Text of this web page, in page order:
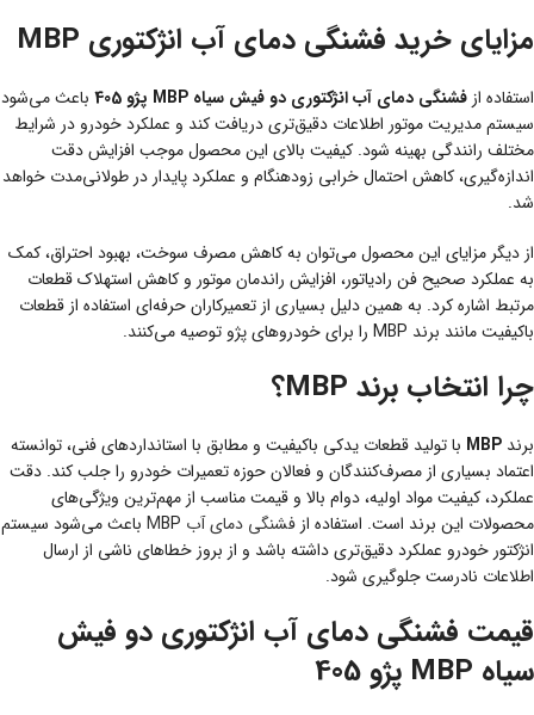
مزایای خرید فشنگی دمای آب انژکتوری MBP
استفاده از فشنگی دمای آب انژکتوری دو فیش سیاه MBP پژو 405
باعث می‌شود
سیستم مدیریت موتور اطلاعات دقیق‌تری دریافت کند و عملکرد خودرو در شرایط
مختلف رانندگی بهینه شود. کیفیت بالای این محصول موجب افزایش دقت
اندازه‌گیری، کاهش احتمال خرابی زودهنگام و عملکرد پایدار در طولانی‌مدت خواهد
شد.
از دیگر مزایای این محصول می‌توان به کاهش مصرف سوخت، بهبود احتراق، کمک
به عملکرد صحیح فن رادیاتور، افزایش راندمان موتور و کاهش استهلاک قطعات
مرتبط اشاره کرد. به همین دلیل بسیاری از تعمیرکاران حرفه‌ای استفاده از قطعات
باکیفیت مانند برند MBP را برای خودروهای پژو توصیه می‌کنند.
چرا انتخاب برند MBP؟
برند MBP با تولید قطعات یدکی باکیفیت و مطابق با استانداردهای فنی، توانسته
اعتماد بسیاری از مصرف‌کنندگان و فعالان حوزه تعمیرات خودرو را جلب کند. دقت
عملکرد، کیفیت مواد اولیه، دوام بالا و قیمت مناسب از مهم‌ترین ویژگی‌های
محصولات این برند است. استفاده از فشنگی دمای آب M
BP باعث می‌شود سیستم
انژکتور خودرو عملکرد دقیق‌تری داشته باشد و از بروز خطاهای ناشی از ارسال
اطلاعات نادرست جلوگیری شود.
قیمت فشنگی دمای آب انژکتوری دو فیش
سیاه MBP پژو 405